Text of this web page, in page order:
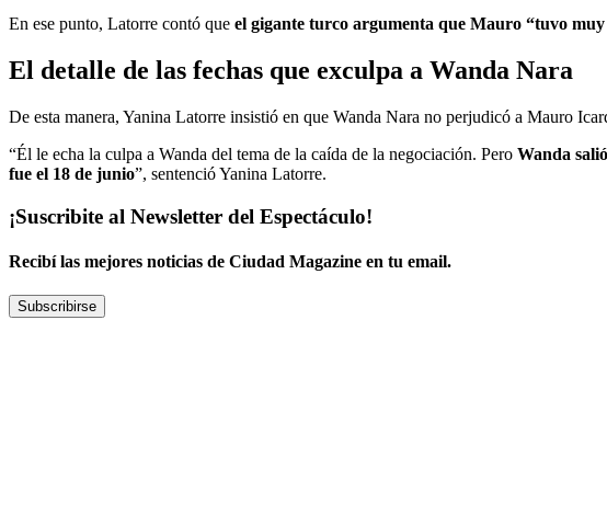
En ese punto, Latorre contó que el gigante turco argumenta que Mauro “tuvo
El detalle de las fechas que exculpa a Wanda Nara
De esta manera, Yanina Latorre insistió en que Wanda Nara no perjudicó a Mauro
“Él le echa la culpa a Wanda del tema de la caída de la negociación. Pero Wanda
fue el 18 de junio”, sentenció Yanina Latorre.
¡Suscribite al Newsletter del Espectáculo!
Recibí las mejores noticias de Ciudad Magazine en tu email.
Subscribirse